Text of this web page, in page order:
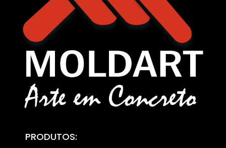
PRODUTOS: